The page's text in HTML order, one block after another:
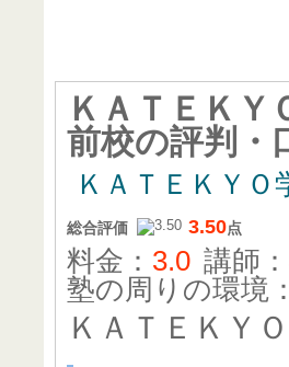
ＫＡＴＥＫ
前校の評判・
ＫＡＴＥＫＹ
総合評価 3.50点
料金： 3.0 講師：
塾の周りの環境：
ＫＡＴＥＫＹ